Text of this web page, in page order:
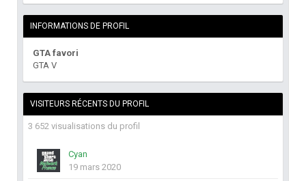
INFORMATIONS DE PROFIL
GTA favori
GTA V
VISITEURS RÉCENTS DU PROFIL
3 652 visualisations du profil
Cyan
19 mars 2020